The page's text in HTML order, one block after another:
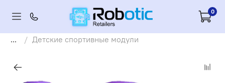
0
... Детские спортивные модули